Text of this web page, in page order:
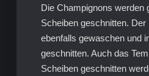
Die Champignons werden
Scheiben geschnitten.
ebenfalls gewaschen und
geschnitten. Auch das
Scheiben geschnitten